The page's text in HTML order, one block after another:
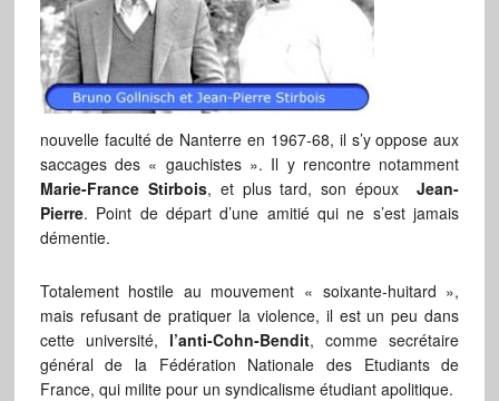
nouvelle faculté de Nanterre en 1967-68, il s’y oppose aux
saccages des « gauchistes ». Il y rencontre notamment
Marie-France Stirbois, et plus tard, son épouxJean-
Pierre. Point de départ d’une amitié qui ne s’est jamais
démentie.
Totalement hostile au mouvement « soixante-huitard »,
mais refusant de pratiquer la violence, il est un peu dans
cette université, l’anti-Cohn-Bendit, comme secrétaire
général de la Fédération Nationale des Etudiants de
France, qui milite pour un syndicalisme étudiant apolitique.